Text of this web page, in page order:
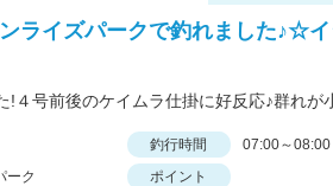
ライズパークで釣れました♪☆
釣行時間
07:00～08:00
ーク
ポイント